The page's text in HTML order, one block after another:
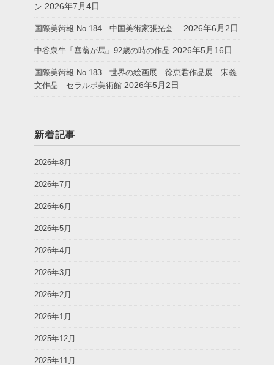
ン 2026年7月4日
国際美術報 No.184 中国美術家張光奎 2026年6月2日
中谷泉牛「塞翁が馬」92歳の時の作品 2026年5月16日
国際美術報 No.183 世界の絵画展 徐恵君作品展 宋義
文作品 セラルボ美術館 2026年5月2日
新着記事
2026年8月
2026年7月
2026年6月
2026年5月
2026年4月
2026年3月
2026年2月
2026年1月
2025年12月
2025年11月